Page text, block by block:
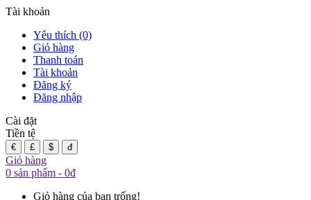
Tài khoản
Yêu thích (0)
Giỏ hàng
Thanh toán
Tài khoản
Đăng ký
Đăng nhập
Cài đặt
Tiền tệ
€ £ $ đ
Giỏ hàng
0 sản phẩm - 0đ
Giỏ hàng của bạn trống!